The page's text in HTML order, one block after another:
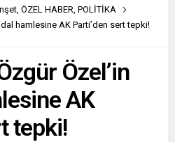
, ÖZEL HABER, POLİTİKA
hamlesine AK Parti’den sert tepki!
Özel’in
AK
tepki!